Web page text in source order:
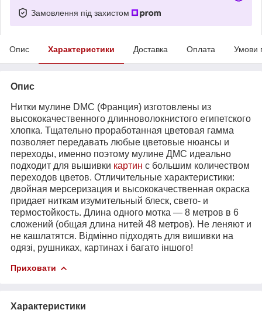
Замовлення під захистом
Опис Характеристики Доставка Оплата Умови
Опис
Нитки мулине DMC (Франция) изготовлены из
высококачественного длинноволокнистого египетского
хлопка. Тщательно проработанная цветовая гамма
позволяет передавать любые цветовые нюансы и
переходы, именно поэтому мулине ДМС идеально
подходит для вышивки картин с большим количеством
переходов цветов. Отличительные характеристики:
двойная мерсеризация и высококачественная окраска
придает ниткам изумительный блеск, свето- и
термостойкость. Длина одного мотка ― 8 метров в 6
сложений (общая длина нитей 48 метров). Не леняют и
не кашлатятся. Відмінно підходять для вишивки на
одязі, рушниках, картинах і багато іншого!
Приховати
Характеристики